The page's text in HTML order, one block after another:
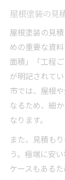
屋根塗装の見
屋根塗装の見
めの重要な資
面積」「工程
が明記されて
市では、屋根
なるため、細
なります。
また、見積も
う。極端に安
ケースもある